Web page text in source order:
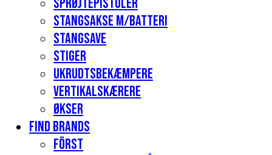
Stangsakse m/batteri
Stangsave
Stiger
Ukrudtsbekæmpere
Vertikalskærere
Økser
Find Brands
Först